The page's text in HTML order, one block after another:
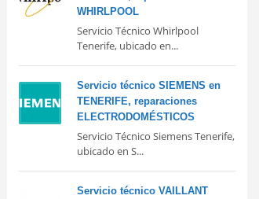
WHIRLPOOL
Servicio Técnico Whirlpool
Tenerife, ubicado en...
Servicio técnico SIEMENS en
TENERIFE, reparaciones
ELECTRODOMÉSTICOS
Servicio Técnico Siemens Tenerife,
ubicado en S...
Servicio técnico VAILLANT